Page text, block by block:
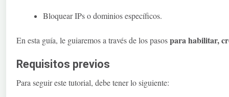
Bloquear IPs o dominios específicos.
En esta guía, le guiaremos a través de los pasospara habilitar,
Requisitos previos
Para seguir este tutorial, debe tener lo siguiente: